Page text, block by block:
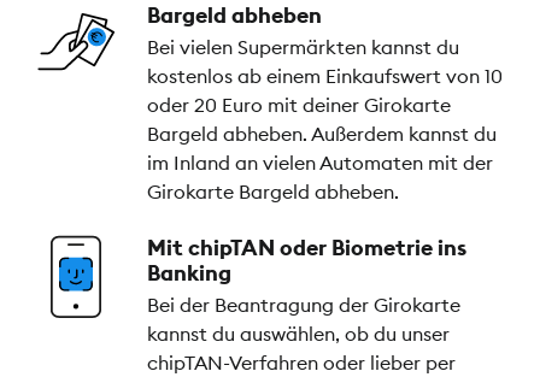
Bargeld abheben
Bei vielen Supermärkten kannst du
kostenlos ab einem Einkaufswert von 10
oder 20 Euro mit deiner Girokarte
Bargeld abheben. Außerdem kannst du
im Inland an vielen Automaten mit der
Girokarte Bargeld abheben.
Mit chipTAN oder Biometrie ins
Banking
Bei der Beantragung der Girokarte
kannst du auswählen, ob du unser
chipTAN-Verfahren oder lieber per